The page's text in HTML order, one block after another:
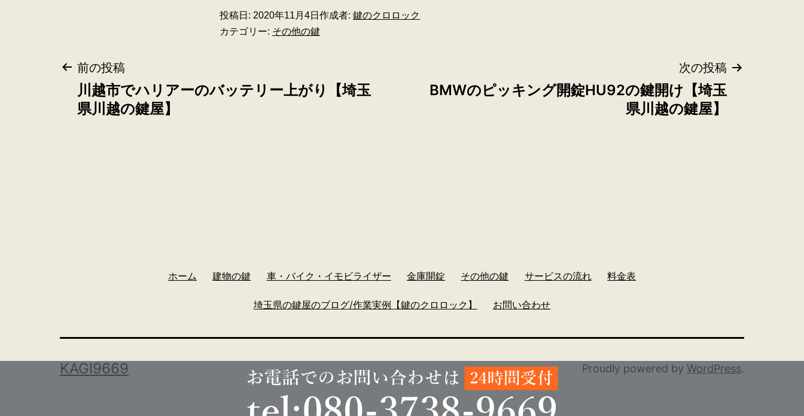
投稿日: 2020年11月4日 作成者: 鍵のクロロック
カテゴリー: その他の鍵
前の投稿
川越市でハリアーのバッテリー上がり【埼玉
県川越の鍵屋】
次の投稿
BMWのピッキング開錠HU92の鍵開け【埼玉
県川越の鍵屋】
ホーム 建物の鍵 車・バイク・イモビライザー 金庫開錠 その他の鍵 サービスの流れ 料金表
埼玉県の鍵屋のブログ/作業実例【鍵のクロロック】 お問い合わせ
KAGI9669 Proudly powered by WordPress.